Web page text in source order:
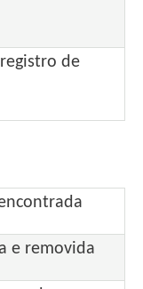
de
e removida